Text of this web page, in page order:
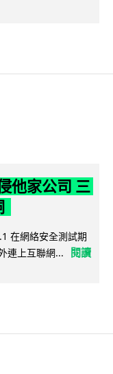
他家公司 三
在網絡安全測試期
連上互聯網...
閱讀